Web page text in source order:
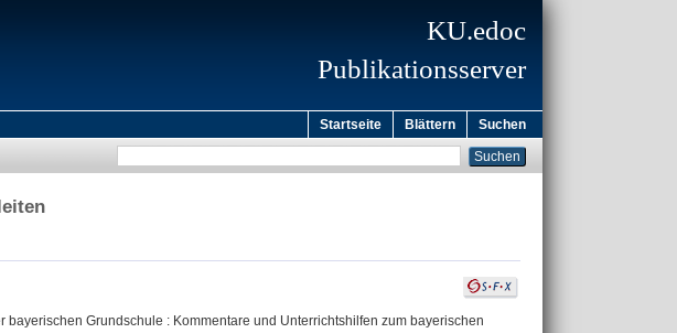
KU.edoc
Publikationsserver
Startseite Blättern Suchen
Grundschule : Kommentare und Unterrichtshilfen zum bayerischen